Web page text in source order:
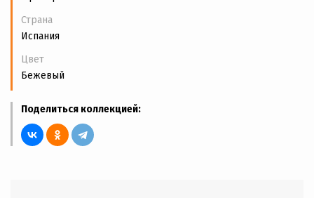
Страна
Испания
Цвет
Бежевый
Поделиться коллекцией: